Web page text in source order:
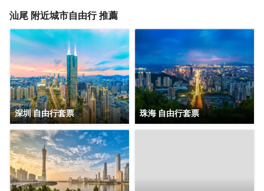
汕尾 附近城市自由行 推薦
深圳 自由行套票 珠海 自由行套票